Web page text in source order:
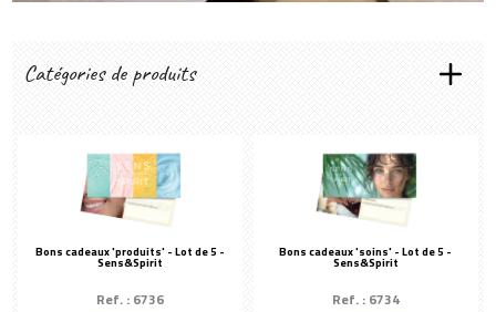
Catégories de produits
Diffuseurs
APPAREILS DE SOIN
Bons cadeaux 'produits' - Lot de 5 -
Sens&Spirit
Ref. : 6736
Bons cadeaux 'soins' - Lot de 5 -
Sens&Spirit
Ref. : 6734